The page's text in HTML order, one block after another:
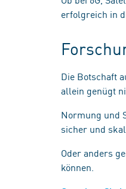
erfolgreich in
Die Botschaft
allein genügt
Normung und
sicher und
Oder anders
können.